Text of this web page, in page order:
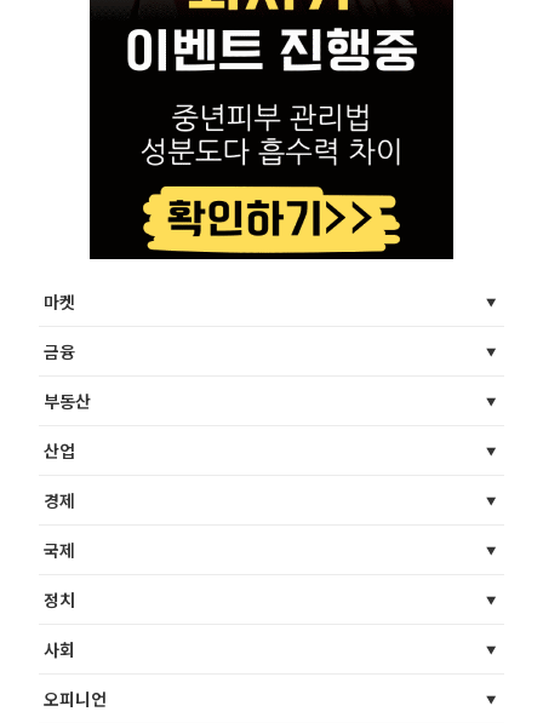
마켓
금융
부동산
산업
경제
국제
정치
사회
오피니언